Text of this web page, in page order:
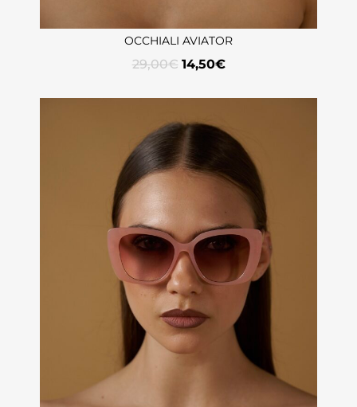
OCCHIALI AVIATOR
29,00€ 14,50€